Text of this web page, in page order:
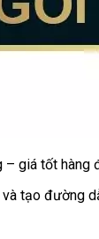
– giá tốt hàng
tạo đường